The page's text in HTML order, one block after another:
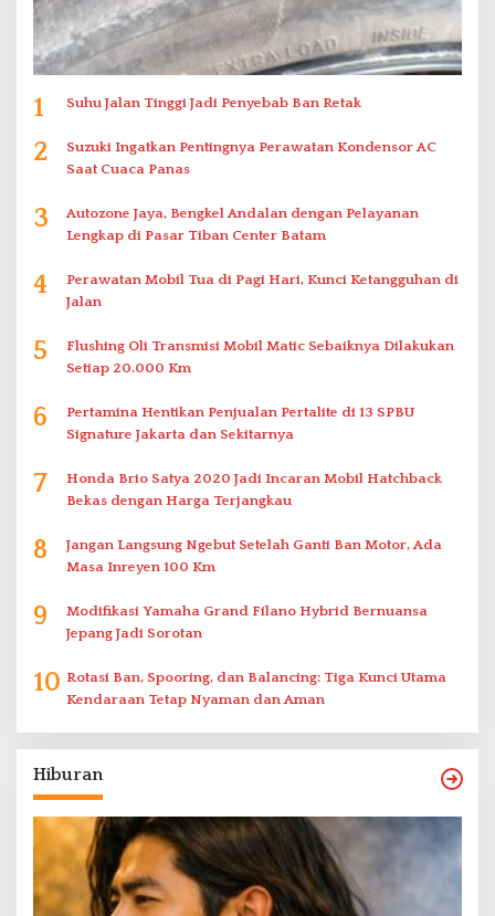
1 Suhu Jalan Tinggi Jadi Penyebab Ban Retak
2
Suzuki Ingatkan Pentingnya Perawatan Kondensor AC
Saat Cuaca Panas
3
Autozone Jaya, Bengkel Andalan dengan Pelayanan
Lengkap di Pasar Tiban Center Batam
4
Perawatan Mobil Tua di Pagi Hari, Kunci Ketangguhan di
Jalan
5
Flushing Oli Transmisi Mobil Matic Sebaiknya Dilakukan
Setiap 20.000 Km
6
Pertamina Hentikan Penjualan Pertalite di 13 SPBU
Signature Jakarta dan Sekitarnya
7
Honda Brio Satya 2020 Jadi Incaran Mobil Hatchback
Bekas dengan Harga Terjangkau
8
Jangan Langsung Ngebut Setelah Ganti Ban Motor, Ada
Masa Inreyen 100 Km
9
Modifikasi Yamaha Grand Filano Hybrid Bernuansa
Jepang Jadi Sorotan
10 Rotasi Ban, Spooring, dan Balancing: Tiga Kunci Utama
Kendaraan Tetap Nyaman dan Aman
Hiburan